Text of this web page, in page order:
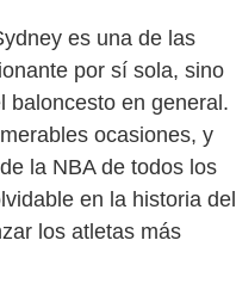
es una de las
por sí sola, sino
baloncesto en general.
ocasiones, y
la NBA de todos los
en la historia del
los atletas más